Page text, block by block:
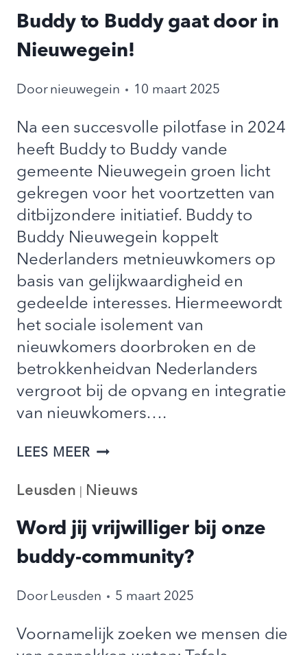
Buddy to Buddy gaat door in
Nieuwegein!
Door nieuwegein 10 maart 2025
Na een succesvolle pilotfase in 2024
heeft Buddy to Buddy vande
gemeente Nieuwegein groen licht
gekregen voor het voortzetten van
ditbijzondere initiatief. Buddy to
Buddy Nieuwegein koppelt
Nederlanders metnieuwkomers op
basis van gelijkwaardigheid en
gedeelde interesses. Hiermeewordt
het sociale isolement van
nieuwkomers doorbroken en de
betrokkenheidvan Nederlanders
vergroot bij de opvang en integratie
van nieuwkomers….
LEES MEERBUDDY
BUDDY
GAAT
DOOR
IN
Leusden Nieuws
Word jij vrijwilliger bij onze
buddy-community?
Door Leusden 5 maart 2025
Voornamelijk zoeken we mensen die